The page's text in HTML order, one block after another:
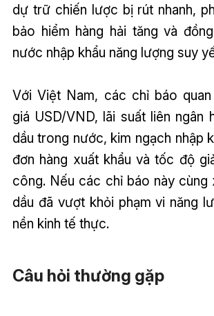
dự trữ chiến lược bị rút nhanh,
bảo hiểm hàng hải tăng và
nước nhập khẩu năng lượng suy
Với Việt Nam, các chỉ báo
giá USD/VND, lãi suất liên ngân
dầu trong nước, kim ngạch nhập
đơn hàng xuất khẩu và tốc độ
công. Nếu các chỉ báo này cùng
dầu đã vượt khỏi phạm vi năng
nền kinh tế thực.
Câu hỏi thường gặp